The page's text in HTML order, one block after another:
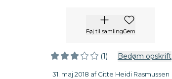
Føj til samlingGem
(1) Bedøm opskrift
31. maj 2018 af Gitte Heidi Rasmussen